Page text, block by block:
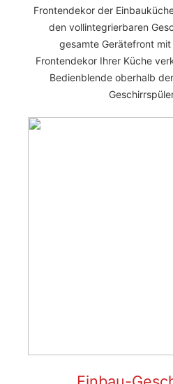
Frontendekor der
den vollintegrierbaren
gesamte Gerätefront
Frontendekor Ihrer Küche
Bedienblende oberhalb